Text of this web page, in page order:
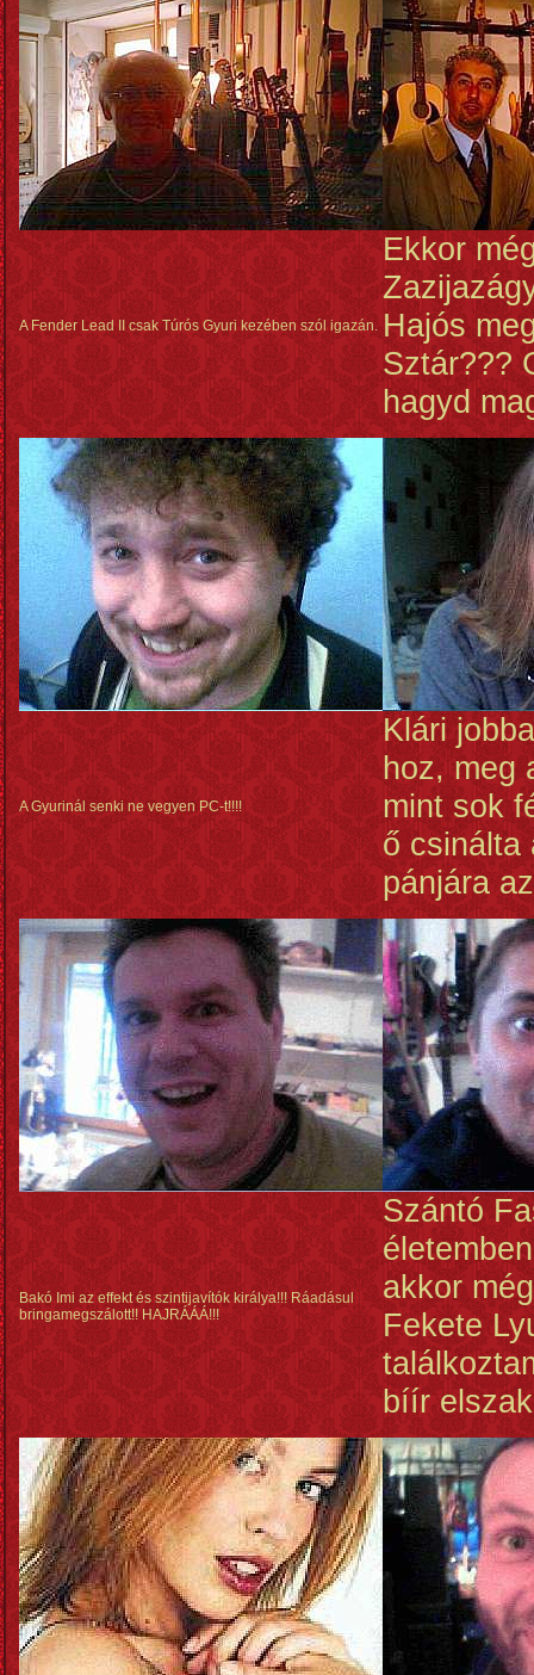
A Fender Lead II csak Túrós Gyuri kezében szól igazán.
Ekkor
Hajós
Sztár???
hagyd
A Gyurinál senki ne vegyen PC-t!!!!
Klári
hoz, meg
mint sok
ő csinálta
pánjára
Bakó Imi az effekt és szintijavítók királya!!! Ráadásul
bringamegszálott!! HAJRÁÁÁ!!!
Szántó
akkor
Fekete
bíír